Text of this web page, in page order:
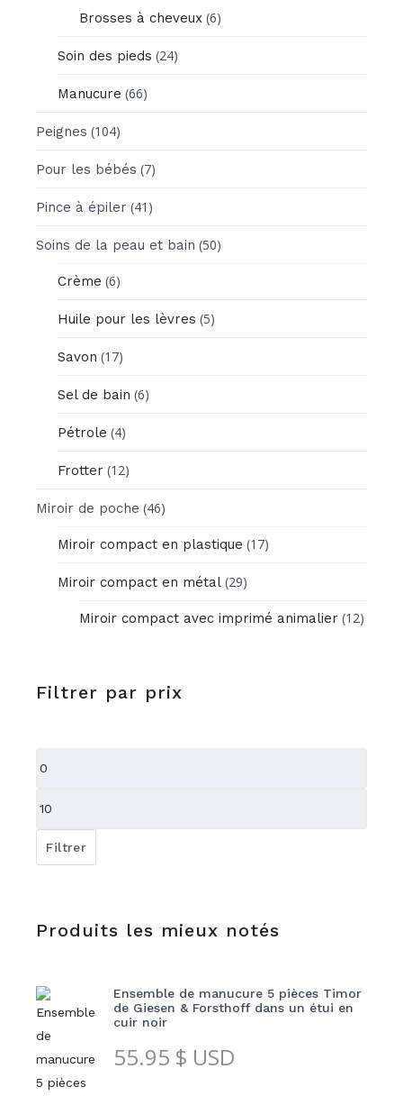
Brosses à cheveux (6)
Soin des pieds (24)
Manucure (66)
Peignes (104)
Pour les bébés (7)
Pince à épiler (41)
Soins de la peau et bain (50)
Crème (6)
Huile pour les lèvres (5)
Savon (17)
Sel de bain (6)
Pétrole (4)
Frotter (12)
Miroir de poche (46)
Miroir compact en plastique (17)
Miroir compact en métal (29)
Miroir compact avec imprimé animalier (12)
Filtrer par prix
Prix
Prix
max
Filtrer
Produits les mieux notés
Ensemble de manucure 5 pièces Timor
de Giesen & Forsthoff dans un étui en
cuir noir
55.95 $ USD